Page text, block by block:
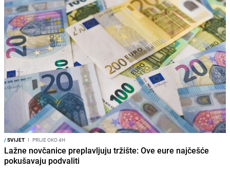
/SVIJET I PRIJE OKO 4H
Lažne novčanice preplavljuju tržište: Ove eure najčešće
pokušavaju podvaliti